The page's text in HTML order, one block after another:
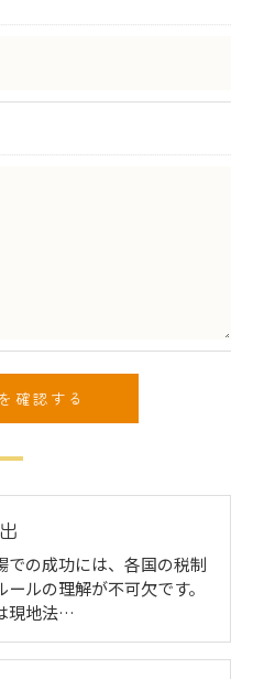
がなされないよう、適切に
、それに対応した当社のサ
おります。
利用停止の具体的手続きに
での成功には、各国の税制
ールの理解が不可欠です。
現地法…